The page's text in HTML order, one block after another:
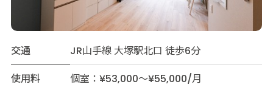
交通
JR山手線 大塚駅北口 徒歩6分
使用料
個室：¥53,000～¥55,000/月